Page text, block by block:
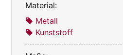
Material:
Metall
Kunststoff